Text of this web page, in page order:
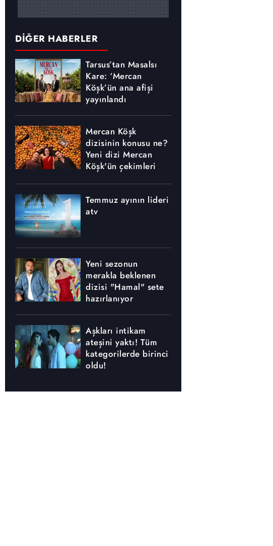
DİĞER HABERLER
Tarsus’tan Masalsı
Kare: ‘Mercan
Köşk’ün ana afişi
yayınlandı
Mercan Köşk
dizisinin konusu ne?
Yeni dizi Mercan
Köşk'ün çekimleri
Temmuz ayının lideri
atv
Yeni sezonun
merakla beklenen
dizisi "Hamal" sete
hazırlanıyor
Aşkları intikam
ateşini yaktı! Tüm
kategorilerde birinci
oldu!